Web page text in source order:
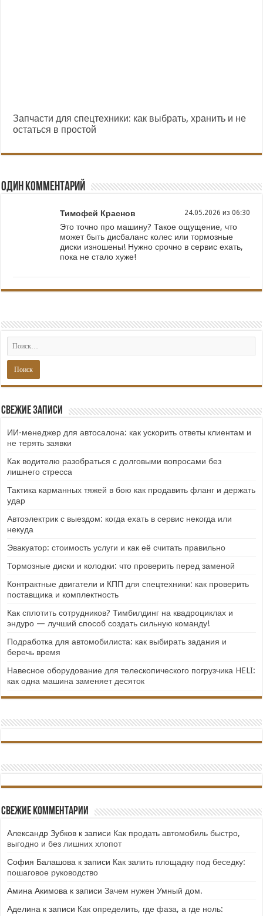
Запчасти для спецтехники: как выбрать, хранить и не
остаться в простой
Один комментарий
Тимофей Краснов 24.05.2026 из 06:30
Это точно про машину? Такое ощущение, что
может быть дисбаланс колес или тормозные
диски изношены! Нужно срочно в сервис ехать,
пока не стало хуже!
Свежие записи
ИИ-менеджер для автосалона: как ускорить ответы клиентам и
не терять заявки
Как водителю разобраться с долговыми вопросами без
лишнего стресса
Тактика карманных тяжей в бою как продавить фланг и держать
удар
Автоэлектрик с выездом: когда ехать в сервис некогда или
некуда
Эвакуатор: стоимость услуги и как её считать правильно
Тормозные диски и колодки: что проверить перед заменой
Контрактные двигатели и КПП для спецтехники: как проверить
поставщика и комплектность
Как сплотить сотрудников? Тимбилдинг на квадроциклах и
эндуро — лучший способ создать сильную команду!
Подработка для автомобилиста: как выбирать задания и
беречь время
Навесное оборудование для телескопического погрузчика HELI:
как одна машина заменяет десяток
Свежие комментарии
Александр Зубков к записи Как продать автомобиль быстро,
выгодно и без лишних хлопот
София Балашова к записи Как залить площадку под беседку:
пошаговое руководство
Амина Акимова к записиЗачем нужен Умный дом.
Аделина к записи Как определить, где фаза, а где ноль: